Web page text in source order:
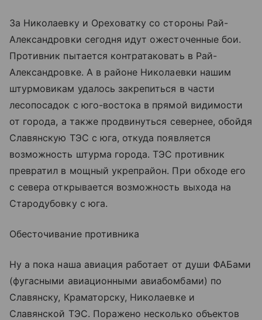
За Николаевку и Ореховатку со стороны Рай-
Александровки сегодня идут ожесточенные бои.
Противник пытается контратаковать в Рай-
Александровке. А в районе Николаевки нашим
штурмовикам удалось закрепиться в части
лесопосадок с юго-востока в прямой видимости
от города, а также продвинуться севернее, обойдя
Славянскую ТЭС с юга, откуда появляется
возможность штурма города. ТЭС противник
превратил в мощный укрепрайон. При обходе его
с севера открывается возможность выхода на
Стародубовку с юга.
Обесточивание противника
Ну а пока наша авиация работает от души ФАБами
(фугасными авиационными авиабомбами) по
Славянску, Краматорску, Николаевке и
Славянской ТЭС. Поражено несколько объектов